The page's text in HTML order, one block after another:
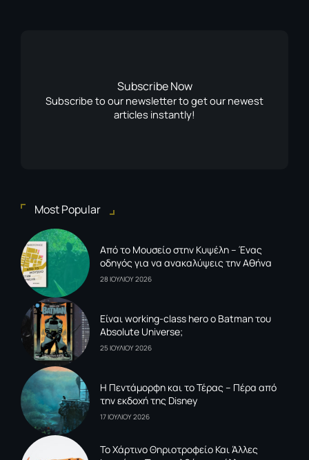
Subscribe Now
Subscribe to our newsletter to get our newest
articles instantly!
Most Popular
Από το Μουσείο στην Κυψέλη – Ένας
οδηγός για να ανακαλύψεις την Αθήνα
28 ΙΟΥΛΙΟΥ 2026
Είναι working-class hero ο Batman του
Absolute Universe;
25 ΙΟΥΛΙΟΥ 2026
Η Πεντάμορφη και το Τέρας – Πέρα από
την εκδοχή της Disney
17 ΙΟΥΛΙΟΥ 2026
To Xάρτινο Θηριοτροφείο Και Άλλες